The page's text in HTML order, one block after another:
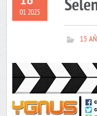
01 2025
15